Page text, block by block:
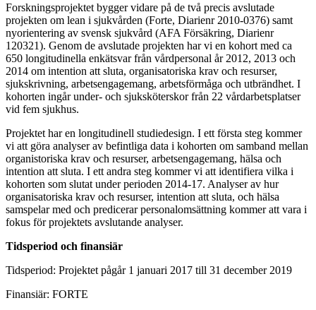
Forskningsprojektet bygger vidare på de två precis avslutade
projekten om lean i sjukvården (Forte, Diarienr 2010-0376) samt
nyorientering av svensk sjukvård (AFA Försäkring, Diarienr
120321). Genom de avslutade projekten har vi en kohort med ca
650 longitudinella enkätsvar från vårdpersonal år 2012, 2013 och
2014 om intention att sluta, organisatoriska krav och resurser,
sjukskrivning, arbetsengagemang, arbetsförmåga och utbrändhet. I
kohorten ingår under- och sjuksköterskor från 22 vårdarbetsplatser
vid fem sjukhus.
Projektet har en longitudinell studiedesign. I ett första steg kommer
vi att göra analyser av befintliga data i kohorten om samband mellan
organistoriska krav och resurser, arbetsengagemang, hälsa och
intention att sluta. I ett andra steg kommer vi att identifiera vilka i
kohorten som slutat under perioden 2014-17. Analyser av hur
organisatoriska krav och resurser, intention att sluta, och hälsa
samspelar med och predicerar personalomsättning kommer att vara i
fokus för projektets avslutande analyser.
Tidsperiod och finansiär
Tidsperiod: Projektet pågår 1 januari 2017 till 31 december 2019
Finansiär: FORTE